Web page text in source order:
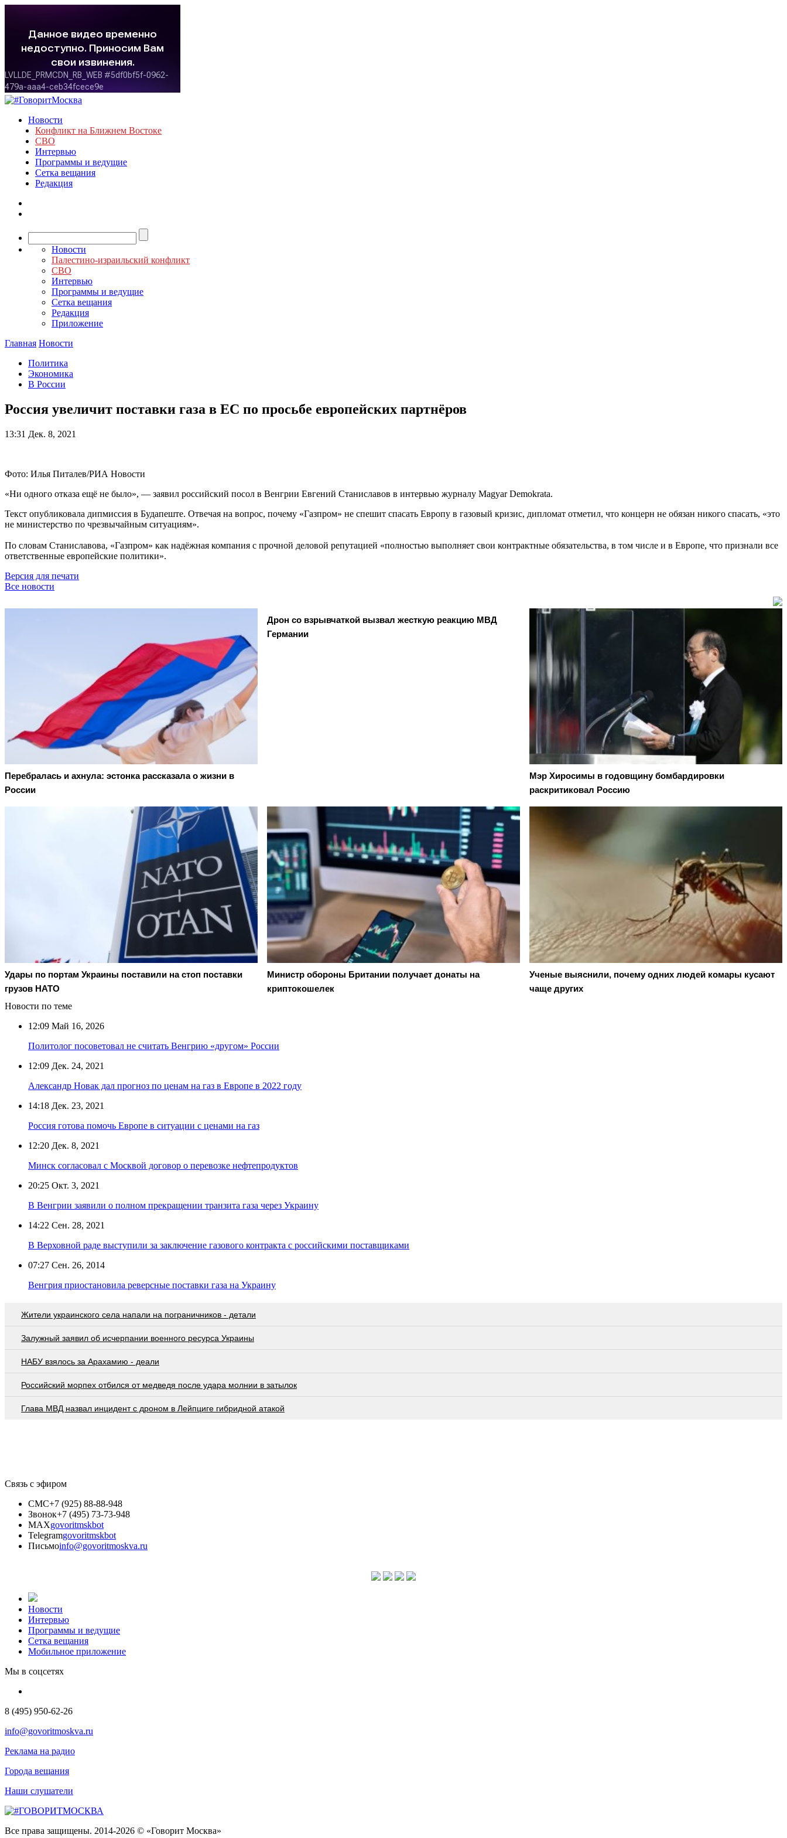
Новости
Конфликт на Ближнем Востоке
СВО
Интервью
Программы и ведущие
Сетка вещания
Редакция
Новости
Палестино-израильский конфликт
СВО
Интервью
Программы и ведущие
Сетка вещания
Редакция
Приложение
Главная Новости
Политика
Экономика
В России
Россия увеличит поставки газа в ЕС по просьбе европейских партнёров
13:31 Дек. 8, 2021
Фото: Илья Питалев/РИА Новости
«Ни одного отказа ещё не было», — заявил российский посол в Венгрии Евгений Станиславов в интервью журналу Magyar Demokrata.
Текст опубликовала дипмиссия в Будапеште. Отвечая на вопрос, почему «Газпром» не спешит спасать Европу в газовый кризис, дипломат отметил, что концерн не обязан никого спасать, «это
не министерство по чрезвычайным ситуациям».
По словам Станиславова, «Газпром» как надёжная компания с прочной деловой репутацией «полностью выполняет свои контрактные обязательства, в том числе и в Европе, что признали все
ответственные европейские политики».
Версия для печати
Все новости
Перебралась и ахнула: эстонка рассказала о жизни в
России
Дрон со взрывчаткой вызвал жесткую реакцию МВД
Германии
Мэр Хиросимы в годовщину бомбардировки
раскритиковал Россию
Удары по портам Украины поставили на стоп поставки
грузов НАТО
Министр обороны Британии получает донаты на
криптокошелек
Ученые выяснили, почему одних людей комары кусают
чаще других
Новости по теме
12:09 Май 16, 2026
Политолог посоветовал не считать Венгрию «другом» России
12:09 Дек. 24, 2021
Александр Новак дал прогноз по ценам на газ в Европе в 2022 году
14:18 Дек. 23, 2021
Россия готова помочь Европе в ситуации с ценами на газ
12:20 Дек. 8, 2021
Минск согласовал с Москвой договор о перевозке нефтепродуктов
20:25 Окт. 3, 2021
В Венгрии заявили о полном прекращении транзита газа через Украину
14:22 Сен. 28, 2021
В Верховной раде выступили за заключение газового контракта с российскими поставщиками
07:27 Сен. 26, 2014
Венгрия приостановила реверсные поставки газа на Украину
Жители украинского села напали на пограничников - детали
Залужный заявил об исчерпании военного ресурса Украины
НАБУ взялось за Арахамию - деали
Российский морпех отбился от медведя после удара молнии в затылок
Глава МВД назвал инцидент с дроном в Лейпциге гибридной атакой
Связь с эфиром
СМС+7 (925) 88-88-948
Звонок+7 (495) 73-73-948
MAXgovoritmskbot
Telegramgovoritmskbot
Письмоinfo@govoritmoskva.ru
Новости
Интервью
Программы и ведущие
Сетка вещания
Мобильное приложение
Мы в соцсетях
8 (495) 950-62-26
info@govoritmoskva.ru
Реклама на радио
Города вещания
Наши слушатели
Все права защищены. 2014-2026 © «Говорит Москва»